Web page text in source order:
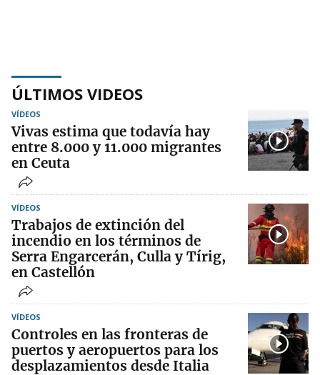
ÚLTIMOS VIDEOS
VÍDEOS
Vivas estima que todavía hay
entre 8.000 y 11.000 migrantes
en Ceuta
VÍDEOS
Trabajos de extinción del
incendio en los términos de
Serra Engarcerán, Culla y Tírig,
en Castellón
VÍDEOS
Controles en las fronteras de
puertos y aeropuertos para los
desplazamientos desde Italia